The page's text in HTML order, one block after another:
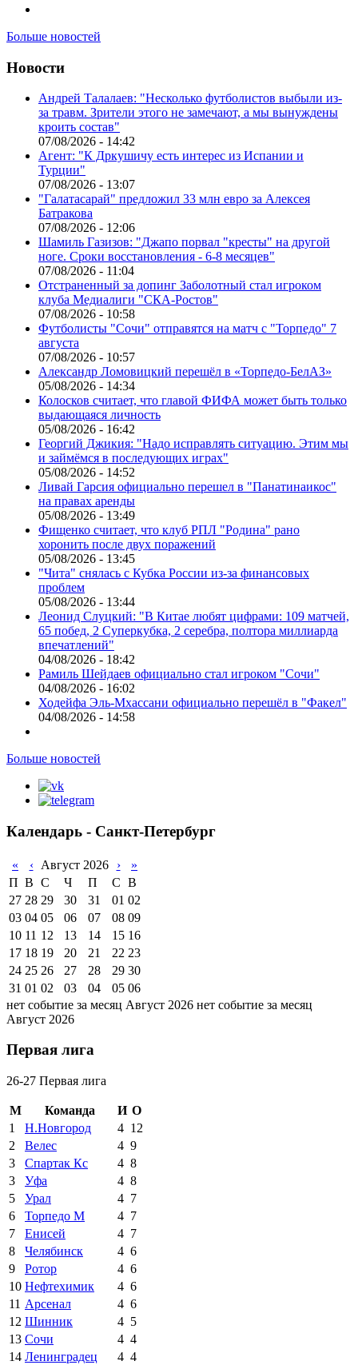
Больше новостей
Новости
Андрей Талалаев: "Несколько футболистов выбыли из-
за травм. Зрители этого не замечают, а мы вынуждены
кроить состав"
07/08/2026 - 14:42
Агент: "К Дркушичу есть интерес из Испании и
Турции"
07/08/2026 - 13:07
"Галатасарай" предложил 33 млн евро за Алексея
Батракова
07/08/2026 - 12:06
Шамиль Газизов: "Джапо порвал "кресты" на другой
ноге. Сроки восстановления - 6-8 месяцев"
07/08/2026 - 11:04
Отстраненный за допинг Заболотный стал игроком
клуба Медиалиги "СКА-Ростов"
07/08/2026 - 10:58
Футболисты "Сочи" отправятся на матч с "Торпедо" 7
августа
07/08/2026 - 10:57
Александр Ломовицкий перешёл в «Торпедо-БелАЗ»
05/08/2026 - 14:34
Колосков считает, что главой ФИФА может быть только
выдающаяся личность
05/08/2026 - 16:42
Георгий Джикия: "Надо исправлять ситуацию. Этим мы
и займёмся в последующих играх"
05/08/2026 - 14:52
Ливай Гарсия официально перешел в "Панатинаикос"
на правах аренды
05/08/2026 - 13:49
Фищенко считает, что клуб РПЛ "Родина" рано
хоронить после двух поражений
05/08/2026 - 13:45
"Чита" снялась с Кубка России из-за финансовых
проблем
05/08/2026 - 13:44
Леонид Слуцкий: "В Китае любят цифрами: 109 матчей,
65 побед, 2 Суперкубка, 2 серебра, полтора миллиарда
впечатлений"
04/08/2026 - 18:42
Рамиль Шейдаев официально стал игроком "Сочи"
04/08/2026 - 16:02
Ходейфа Эль-Мхассани официально перешёл в "Факел"
04/08/2026 - 14:58
Больше новостей
Календарь - Санкт-Петербург
« ‹ Август 2026 ›
»
П В С Ч П С В
27 28 29 30 31 01 02
03 04 05 06 07 08 09
10 11 12 13 14 15 16
17 18 19 20 21 22 23
24 25 26 27 28 29 30
31 01 02 03 04 05 06
нет событие за месяц Август 2026 нет событие за месяц
Август 2026
Первая лига
26-27 Первая лига
М Команда И О
1
Н.Новгород 4 12
2
Велес 4 9
3
Спартак Кс 4 8
3
Уфа 4 8
5
Урал 4 7
6
Торпедо М 4 7
7
Енисей 4 7
8
Челябинск 4 6
9
Ротор 4 6
10 Нефтехимик 4 6
11 Арсенал 4 6
12 Шинник 4 5
13 Сочи 4 4
14 Ленинградец 4 4